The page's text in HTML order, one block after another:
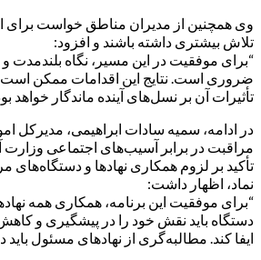
وی همچنین از مدیران مناطق خواست برای
تلاش بیشتری داشته باشند و افزود:
“برای موفقیت در این مسیر، نگاه بلندمدت
ضروری است. نتایج این اقدامات ممکن است
تأثیرات آن بر نسل‌های آینده ماندگار خواهد
در ادامه، سمیه سادات ابراهیمی، مدیرکل
مراقبت در برابر آسیب‌های اجتماعی
تأکید بر لزوم همکاری نهادها و دستگاه‌های
نماد، اظهار داشت:
“برای موفقیت این برنامه، همکاری همه
دستگاه باید نقش خود را در پیشگیری و
ایفا کند. مطالبه‌گری از نهادهای مسئول باید